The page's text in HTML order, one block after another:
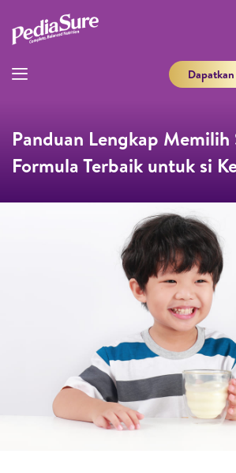
Panduan Lengkap Memilih
Formula Terbaik untuk si